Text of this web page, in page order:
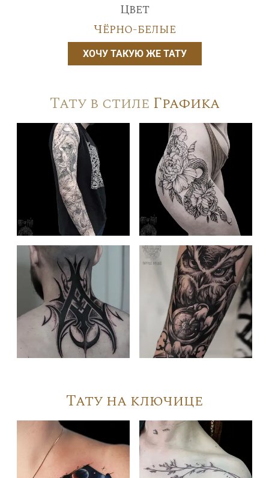
Цвет
Чёрно-белые
ХОЧУ ТАКУЮ ЖЕ ТАТУ
Тату в стиле Графика
Тату на ключице